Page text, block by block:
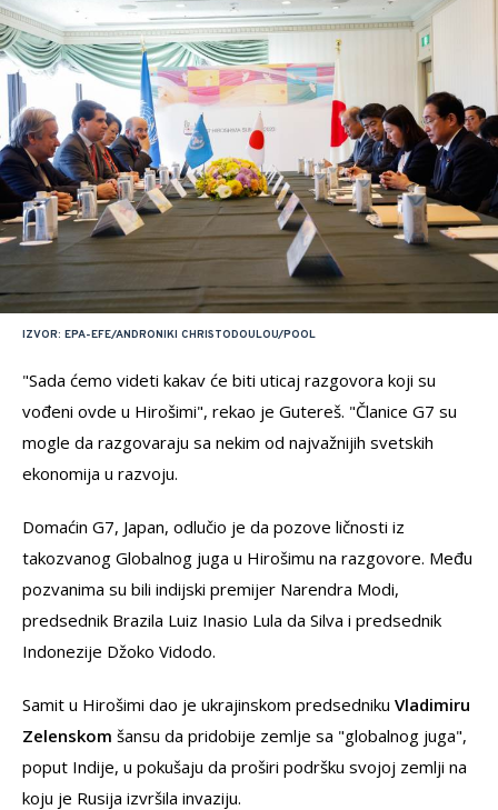
IZVOR: EPA-EFE/ANDRONIKI CHRISTODOULOU/POOL
"Sada ćemo videti kakav će biti uticaj razgovora koji su
vođeni ovde u Hirošimi", rekao je Gutereš. "Članice G7 su
mogle da razgovaraju sa nekim od najvažnijih svetskih
ekonomija u razvoju.
Domaćin G7, Japan, odlučio je da pozove ličnosti iz
takozvanog Globalnog juga u Hirošimu na razgovore. Među
pozvanima su bili indijski premijer Narendra Modi,
predsednik Brazila Luiz Inasio Lula da Silva i predsednik
Indonezije Džoko Vidodo.
Samit u Hirošimi dao je ukrajinskom predsedniku Vladimiru
Zelenskom šansu da pridobije zemlje sa "globalnog juga",
poput Indije, u pokušaju da proširi podršku svojoj zemlji na
koju je Rusija izvršila invaziju.